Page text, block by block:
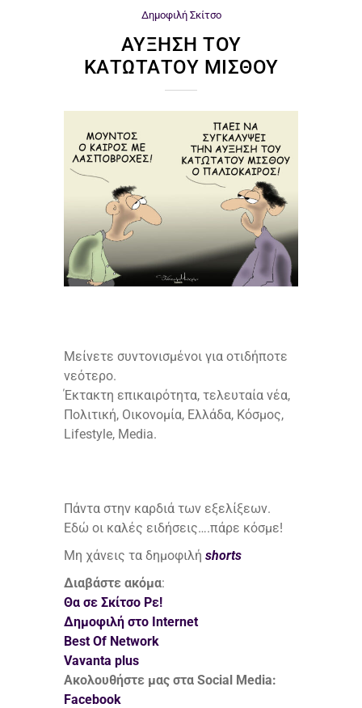
Δημοφιλή Σκίτσο
ΑΎΞΗΣΗ ΤΟΥ
ΚΑΤΏΤΑΤΟΥ ΜΙΣΘΟΎ
Μείνετε συντονισμένοι για οτιδήποτε
νεότερο.
Έκτακτη επικαιρότητα, τελευταία νέα,
Πολιτική, Οικονομία, Ελλάδα, Κόσμος,
Lifestyle, Media.
Πάντα στην καρδιά των εξελίξεων.
Εδώ οι καλές ειδήσεις….πάρε κόσμε!
Μη χάνεις τα δημοφιλή shorts
Διαβάστε ακόμα:
Θα σε Σκίτσο Ρε!
Δημοφιλή στο Internet
Best Of Network
Vavanta plus
Ακολουθήστε μας στα Social Media:
Facebook